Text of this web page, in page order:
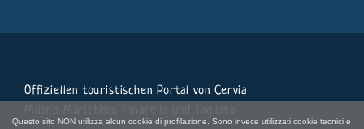
Questo sito NON utilizza alcun cookie di profilazione. Sono invece utilizzati cookie tecnici e
Offiziellen touristischen Portal von Cervia